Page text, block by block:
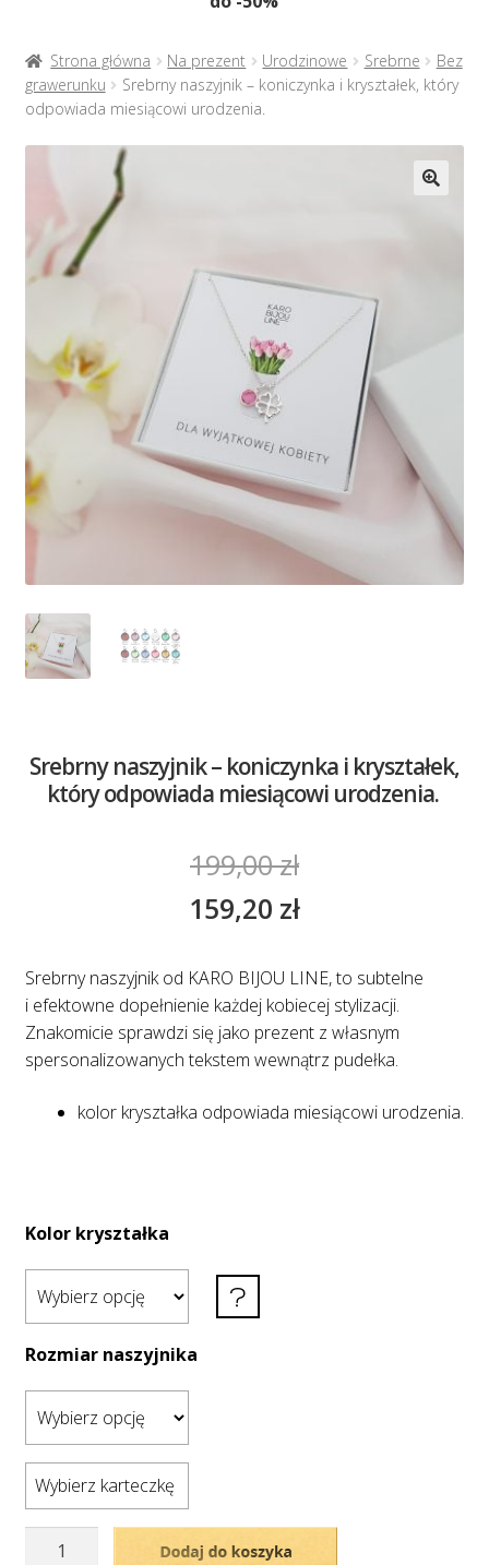
Bransoletki
Rozwiń
menu
Na prezent
menu
Strona główna Na prezent Urodzinowe Srebrne
Bez
grawerunku
Srebrny naszyjnik – koniczynka i kryształek, który
odpowiada miesiącowi urodzenia.
Srebrny naszyjnik – koniczynka i kryształek,
który odpowiada miesiącowi urodzenia.
199,00zł
159,20 zł
Srebrny naszyjnik od KARO BIJOU LINE, to subtelne
i efektowne dopełnienie każdej kobiecej stylizacji.
Znakomicie sprawdzi się jako prezent z własnym
spersonalizowanych tekstem wewnątrz pudełka.
kolor kryształka odpowiada miesiącowi urodzenia.
Kolor kryształka
Rozmiar naszyjnika
Wybierz karteczkę
Dodaj do koszyka